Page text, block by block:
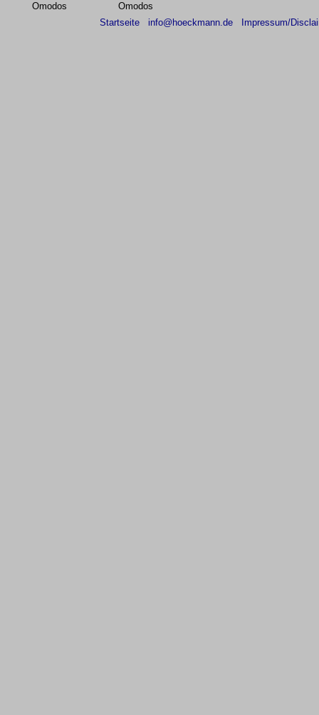
Omodos
Omodos
Startseite
info@hoeckmann.de Impressum/